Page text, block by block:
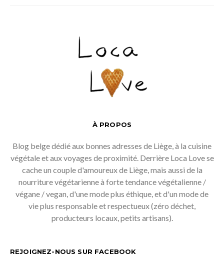
À PROPOS
Blog belge dédié aux bonnes adresses de Liège, à la cuisine
végétale et aux voyages de proximité. Derrière Loca Love se
cache un couple d'amoureux de Liège, mais aussi de la
nourriture végétarienne à forte tendance végétalienne /
végane / vegan, d'une mode plus éthique, et d'un mode de
vie plus responsable et respectueux (zéro déchet,
producteurs locaux, petits artisans).
REJOIGNEZ-NOUS SUR FACEBOOK